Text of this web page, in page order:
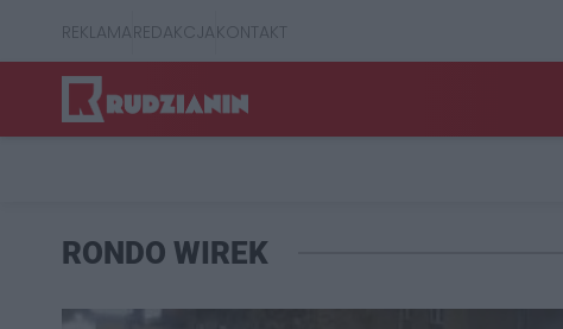
REKLAMAREDAKCJAKONTAKT
RONDO WIREK